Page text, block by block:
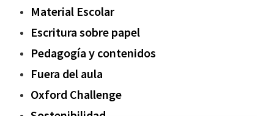
Material Escolar
Escritura sobre papel
Pedagogía y contenidos
Fuera del aula
Oxford Challenge